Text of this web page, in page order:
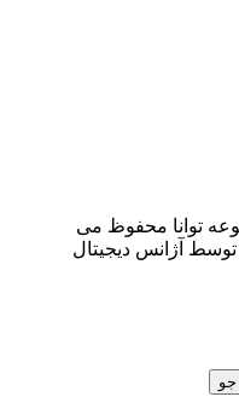
توانا محفوظ می
آژانس دیجیتال